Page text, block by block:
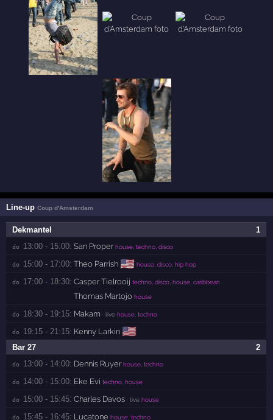
Line-upCoup d'Amsterdam
1
Dekmantel
do 13:00 - 15:00: San Proper house, techno, disco
do 15:00 - 17:00: Theo Parrish 🇺🇸 house, disco, hip hop
do 17:00 - 18:30: Casper Tielrooij techno, disco, house, caribbean
Thomas Martojo house
do 18:30 - 19:15: Makam · live house, techno
do 19:15 - 21:15: Kenny Larkin 🇺🇸
2
Bar 27
do 13:00 - 14:00: Dennis Ruyer house, techno
do 14:00 - 15:00: Eke Evi techno, house
do 15:00 - 15:45: Charles Davos · live house
do 15:45 - 16:45: Lucatone house, techno